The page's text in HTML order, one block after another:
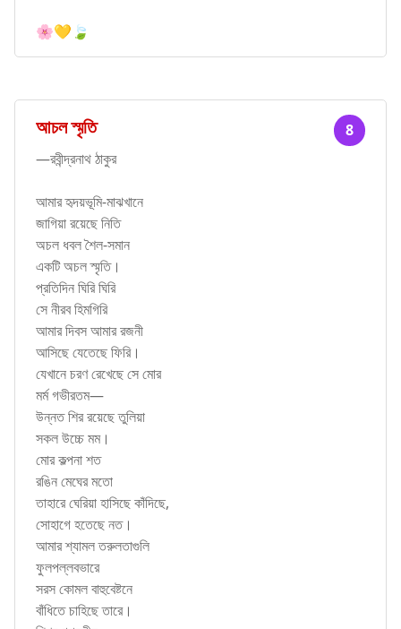
🌸💛🍃
8
আচল স্মৃতি
—রবীন্দ্রনাথ ঠাকুর
আমার হৃদয়ভূমি-মাঝখানে
জাগিয়া রয়েছে নিতি
অচল ধবল শৈল-সমান
একটি অচল স্মৃতি।
প্রতিদিন ঘিরি ঘিরি
সে নীরব হিমগিরি
আমার দিবস আমার রজনী
আসিছে যেতেছে ফিরি।
যেখানে চরণ রেখেছে সে মোর
মর্ম গভীরতম—
উন্নত শির রয়েছে তুলিয়া
সকল উচ্চে মম।
মোর কল্পনা শত
রঙিন মেঘের মতো
তাহারে ঘেরিয়া হাসিছে কাঁদিছে,
সোহাগে হতেছে নত।
আমার শ্যামল তরুলতাগুলি
ফুলপল্লবভারে
সরস কোমল বাহুবেষ্টনে
বাঁধিতে চাহিছে তারে।